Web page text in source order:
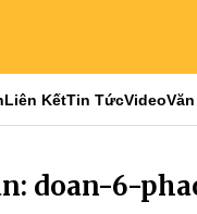
Liên KếtTin TứcVideo
doan-6-